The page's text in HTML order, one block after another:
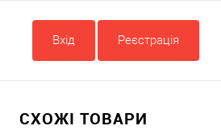
Вхід Реєстрація
СХОЖІ ТОВАРИ